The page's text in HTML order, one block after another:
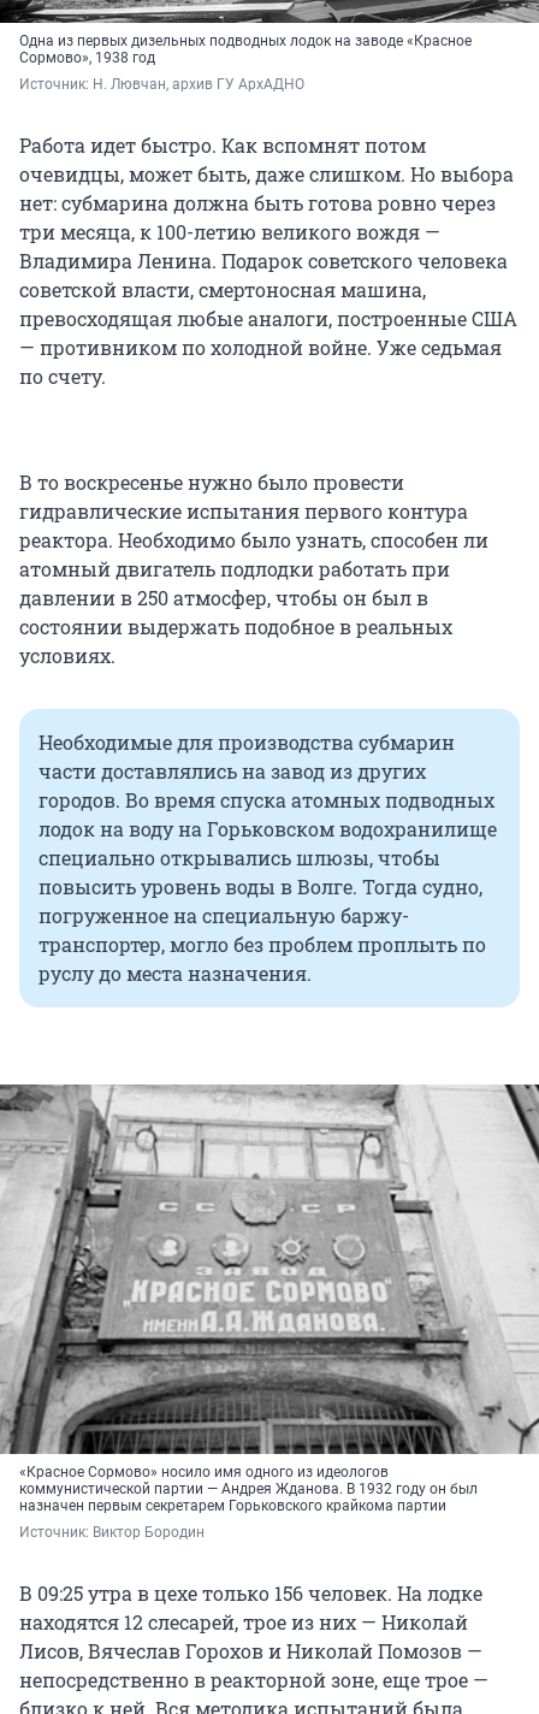
Одна из первых дизельных подводных лодок на заводе «Красное
Сормово», 1938 год
Источник: Н. Лювчан, архив ГУ АрхАДНО
Работа идет быстро. Как вспомнят потом
очевидцы, может быть, даже слишком. Но выбора
нет: субмарина должна быть готова ровно через
три месяца, к 100-летию великого вождя —
Владимира Ленина. Подарок советского человека
советской власти, смертоносная машина,
превосходящая любые аналоги, построенные США
— противником по холодной войне. Уже седьмая
по счету.
В то воскресенье нужно было провести
гидравлические испытания первого контура
реактора. Необходимо было узнать, способен ли
атомный двигатель подлодки работать при
давлении в 250 атмосфер, чтобы он был в
состоянии выдержать подобное в реальных
условиях.
Необходимые для производства субмарин
части доставлялись на завод из других
городов. Во время спуска атомных подводных
лодок на воду на Горьковском водохранилище
специально открывались шлюзы, чтобы
повысить уровень воды в Волге. Тогда судно,
погруженное на специальную баржу-
транспортер, могло без проблем проплыть по
руслу до места назначения.
«Красное Сормово» носило имя одного из идеологов
коммунистической партии — Андрея Жданова. В 1932 году он был
назначен первым секретарем Горьковского крайкома партии
Источник: Виктор Бородин
В 09:25 утра в цехе только 156 человек. На лодке
находятся 12 слесарей, трое из них — Николай
Лисов, Вячеслав Горохов и Николай Помозов —
непосредственно в реакторной зоне, еще трое —
близко к ней. Вся методика испытаний была